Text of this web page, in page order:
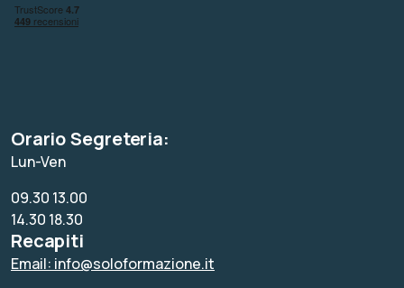
Orario Segreteria:
Lun-Ven
09.30 13.00
14.30 18.30
Recapiti
Email: info@soloformazione.it